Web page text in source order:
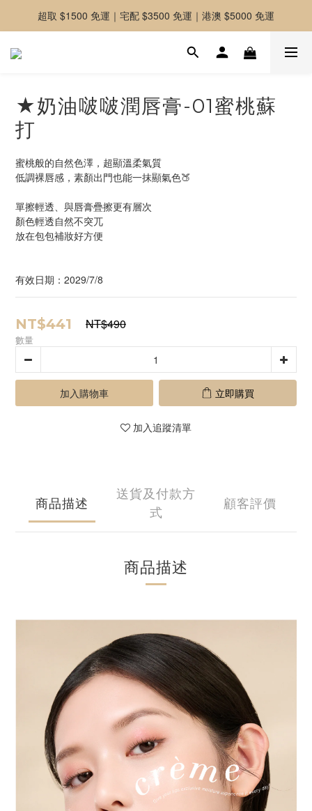
-好友募集中-加入官方LINE好友獲取優惠券
超取 $1500 免運｜宅配 $3500 免運｜港澳 $5000 免運
-好友募集中-加入官方LINE好友獲取優惠券
★奶油啵啵潤唇膏-01蜜桃蘇
打
蜜桃般的自然色澤，超顯溫柔氣質
低調裸唇感，素顏出門也能一抹顯氣色🍑
單擦輕透、與唇膏疊擦更有層次
顏色輕透自然不突兀
放在包包補妝好方便
有效日期：2029/7/8
NT$441 NT$490
數量
加入購物車 立即購買
加入追蹤清單
商品描述
送貨及付款方
式
顧客評價
商品描述